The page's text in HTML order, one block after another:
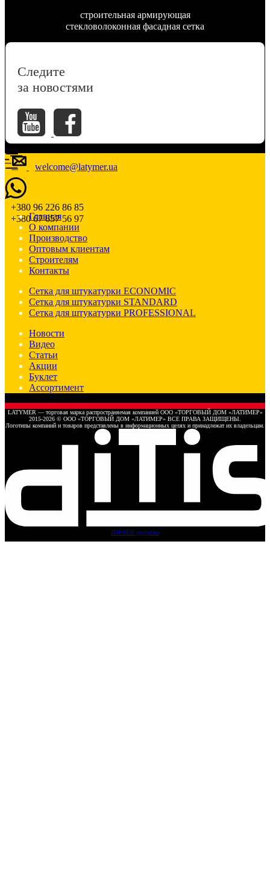
строительная армирующая
стекловолоконная фасадная сетка
Следите
за новостями
welcome@latymer.ua
+380 96 226 86 85
+380 67 657 56 97
Главная
О компании
Производство
Оптовым клиентам
Строителям
Контакты
Сетка для штукатурки ECONOMIC
Сетка для штукатурки STANDARD
Сетка для штукатурки PROFESSIONAL
Новости
Видео
Статьи
Акции
Буклет
Ассортимент
LATYMER — торговая марка распространяемая компанией ООО «ТОРГОВЫЙ ДОМ «ЛАТИМЕР»
2015-2026 © ООО «ТОРГОВЫЙ ДОМ «ЛАТИМЕР» ВСЕ ПРАВА ЗАЩИЩЕНЫ.
Логотипы компаний и товаров представлены в информационных целях и принадлежат их владельцам.
IT&WEB розробки